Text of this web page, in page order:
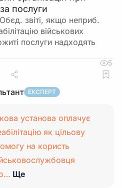
послуги
звіті, якщо неприб.
військових
послуги надходять
5
ЕКСПЕРТ
установа оплачує
як цільову
на користь
Ще